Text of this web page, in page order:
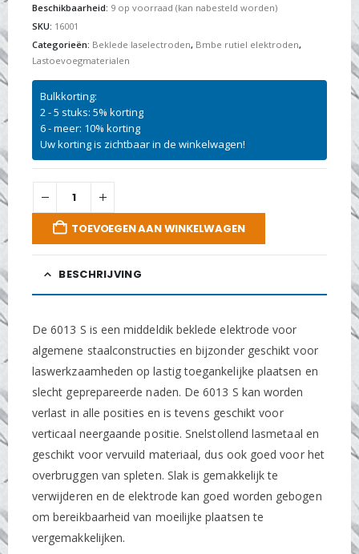
Beschikbaarheid: 9 op voorraad (kan nabesteld worden)
SKU: 16001
Categorieën: Beklede laselectroden, Bmbe rutiel elektroden,
Lastoevoegmaterialen
Bulkkorting:
2 - 5 stuks: 5% korting
6 - meer: 10% korting
Uw korting is zichtbaar in de winkelwagen!
TOEVOEGEN AAN WINKELWAGEN
BESCHRIJVING
De 6013 S is een middeldik beklede elektrode voor
algemene staalconstructies en bijzonder geschikt voor
laswerkzaamheden op lastig toegankelijke plaatsen en
slecht geprepareerde naden. De 6013 S kan worden
verlast in alle posities en is tevens geschikt voor
verticaal neergaande positie. Snelstollend lasmetaal en
geschikt voor vervuild materiaal, dus ook goed voor het
overbruggen van spleten. Slak is gemakkelijk te
verwijderen en de elektrode kan goed worden gebogen
om bereikbaarheid van moeilijke plaatsen te
vergemakkelijken.